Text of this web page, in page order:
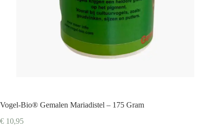
Vogel-Bio® Gemalen Mariadistel – 175 Gram
€ 10,95